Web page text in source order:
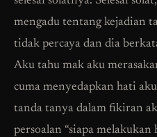
mengadu tentang kejadian
tidak percaya dan dia
Aku tahu mak aku
cuma menyedapkan hati
tanda tanya dalam fikiran
persoalan “siapa melakukan